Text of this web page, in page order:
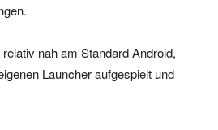
nah am Standard Android,
Launcher aufgespielt und